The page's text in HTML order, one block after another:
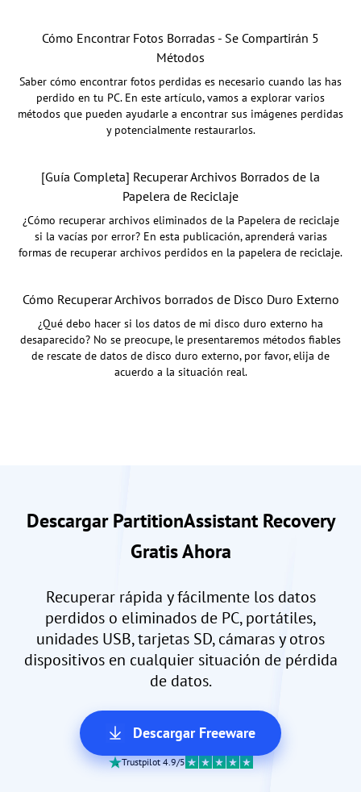
Cómo Encontrar Fotos Borradas - Se Compartirán 5
Métodos
Saber cómo encontrar fotos perdidas es necesario cuando las has
perdido en tu PC. En este artículo, vamos a explorar varios
métodos que pueden ayudarle a encontrar sus imágenes perdidas
y potencialmente restaurarlos.
[Guía Completa] Recuperar Archivos Borrados de la
Papelera de Reciclaje
¿Cómo recuperar archivos eliminados de la Papelera de reciclaje
si la vacías por error? En esta publicación, aprenderá varias
formas de recuperar archivos perdidos en la papelera de reciclaje.
Cómo Recuperar Archivos borrados de Disco Duro Externo
¿Qué debo hacer si los datos de mi disco duro externo ha
desaparecido? No se preocupe, le presentaremos métodos fiables
de rescate de datos de disco duro externo, por favor, elija de
acuerdo a la situación real.
Descargar PartitionAssistant Recovery
Gratis Ahora
Recuperar rápida y fácilmente los datos
perdidos o eliminados de PC, portátiles,
unidades USB, tarjetas SD, cámaras y otros
dispositivos en cualquier situación de pérdida
de datos.
Descargar Freeware
Trustpilot 4.9/5